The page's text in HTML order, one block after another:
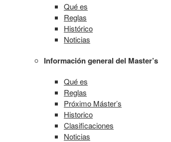
Qué es
Reglas
Histórico
Noticias
Información general del Master’s
Qué es
Reglas
Próximo Máster’s
Historico
Clasificaciones
Noticias